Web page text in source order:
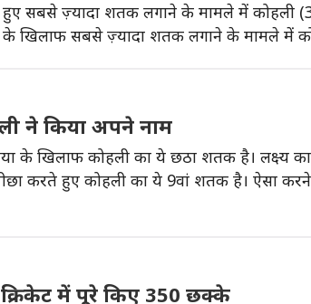
हुए सबसे ज़्यादा शतक लगाने के मामले में
के खिलाफ सबसे ज़्यादा शतक लगाने के मामले में
ने किया अपने नाम
के खिलाफ कोहली का ये छठा शतक है।
करते हुए कोहली का ये 9वां शतक है। ऐसा
क्रिकेट में पूरे किए 350 छक्के